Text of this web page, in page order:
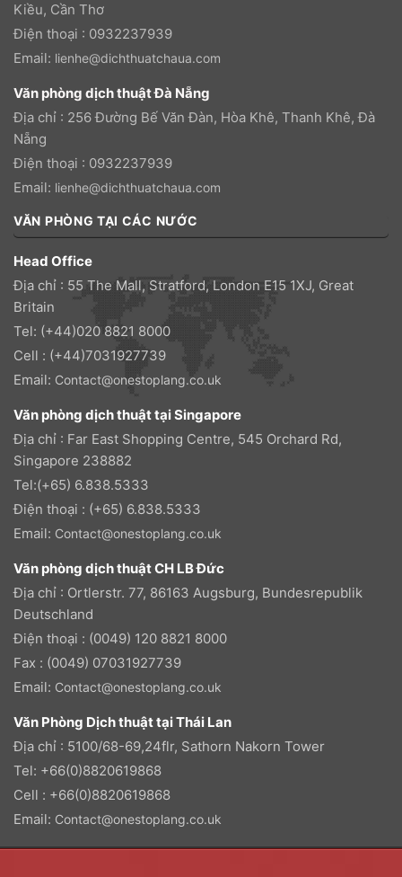
Kiều, Cần Thơ
Điện thoại : 0932237939
Email: lienhe@dichthuatchaua.com
Văn phòng dịch thuật Đà Nẵng
Địa chỉ : 256 Đường Bế Văn Đàn, Hòa Khê, Thanh Khê, Đà
Nẵng
Điện thoại : 0932237939
Email: lienhe@dichthuatchaua.com
VĂN PHÒNG TẠI CÁC NƯỚC
Head Office
Địa chỉ : 55 The Mall, Stratford, London E15 1XJ, Great
Britain
Tel: (+44)020 8821 8000
Cell : (+44)7031927739
Email: Contact@onestoplang.co.uk
Văn phòng dịch thuật tại Singapore
Địa chỉ : Far East Shopping Centre, 545 Orchard Rd,
Singapore 238882
Tel:(+65) 6.838.5333
Điện thoại : (+65) 6.838.5333
Email: Contact@onestoplang.co.uk
Văn phòng dịch thuật CH LB Đức
Địa chỉ : Ortlerstr. 77, 86163 Augsburg, Bundesrepublik
Deutschland
Điện thoại : (0049) 120 8821 8000
Fax : (0049) 07031927739
Email: Contact@onestoplang.co.uk
Văn Phòng Dịch thuật tại Thái Lan
Địa chỉ : 5100/68-69,24flr, Sathorn Nakorn Tower
Tel: +66(0)8820619868
Cell : +66(0)8820619868
Email: Contact@onestoplang.co.uk